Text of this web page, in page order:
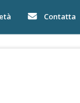
Contatta